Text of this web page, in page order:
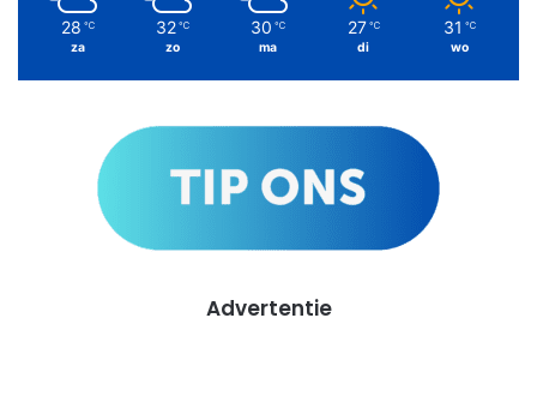
28 ℃
za
32 ℃
zo
30 ℃
ma
27 ℃
di
31 ℃
wo
Advertentie